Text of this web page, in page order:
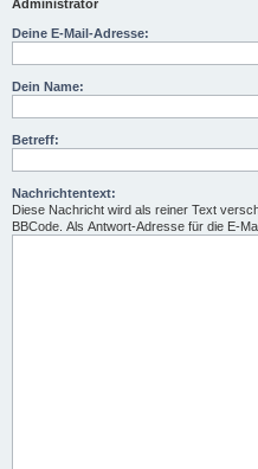
Administrator
Deine E-Mail-Adresse:
Dein Name:
Betreff:
Nachrichtentext:
Diese Nachricht wird als reiner Text
BBCode. Als Antwort-Adresse für die E-